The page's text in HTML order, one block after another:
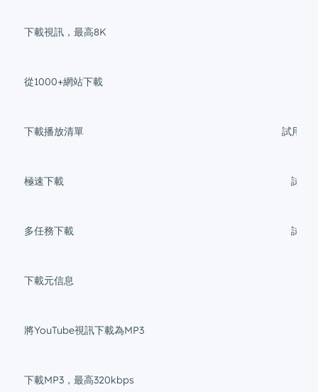
下載視訊，最高8K
從1000+網站下載
下載播放清單 試用1
極速下載 試用
多任務下載 試用
下載元信息
將YouTube視訊下載為MP3
下載MP3，最高320kbps